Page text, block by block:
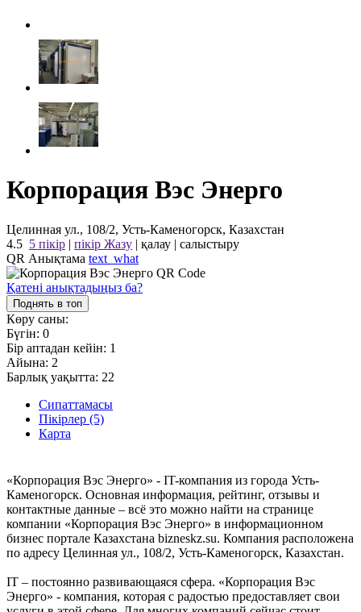
Корпорация Вэс Энерго
Целинная ул., 108/2, Усть-Каменогорск, Казахстан
4.5 5 пікір | пікір Жазу | қалау | салыстыру
QR Анықтама text_what
Қатені анықтадыңыз ба?
Поднять в топ
Көру саны:
Бүгін: 0
Бір аптадан кейін: 1
Айына: 2
Барлық уақытта: 22
Сипаттамасы
Пікірлер (5)
Карта
«Корпорация Вэс Энерго» - IT-компания из города Усть-
Каменогорск. Основная информация, рейтинг, отзывы и
контактные данные – всё это можно найти на странице
компании «Корпорация Вэс Энерго» в информационном
бизнес портале Казахстана bizneskz.su. Компания расположена
по адресу Целинная ул., 108/2, Усть-Каменогорск, Казахстан.
IT – постоянно развивающаяся сфера. «Корпорация Вэс
Энерго» - компания, которая с радостью предоставляет свои